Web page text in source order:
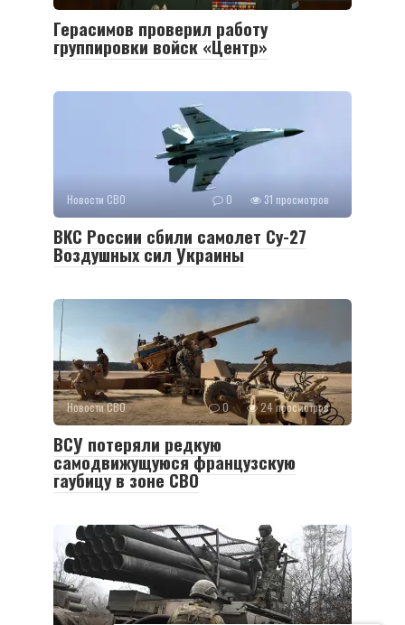
Герасимов проверил работу
группировки войск «Центр»
Новости СВО 0 31 просмотров
ВКС России сбили самолет Су-27
Воздушных сил Украины
Новости СВО 0 24 просмотров
ВСУ потеряли редкую
самодвижущуюся французскую
гаубицу в зоне СВО